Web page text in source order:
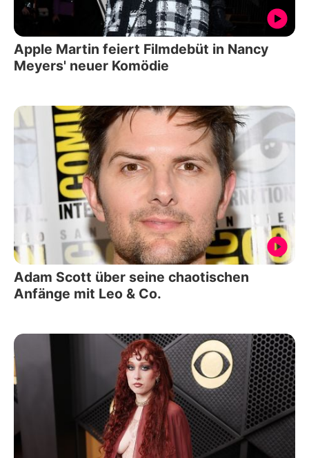
Apple Martin feiert Filmdebüt in Nancy
Meyers' neuer Komödie
Adam Scott über seine chaotischen
Anfänge mit Leo & Co.